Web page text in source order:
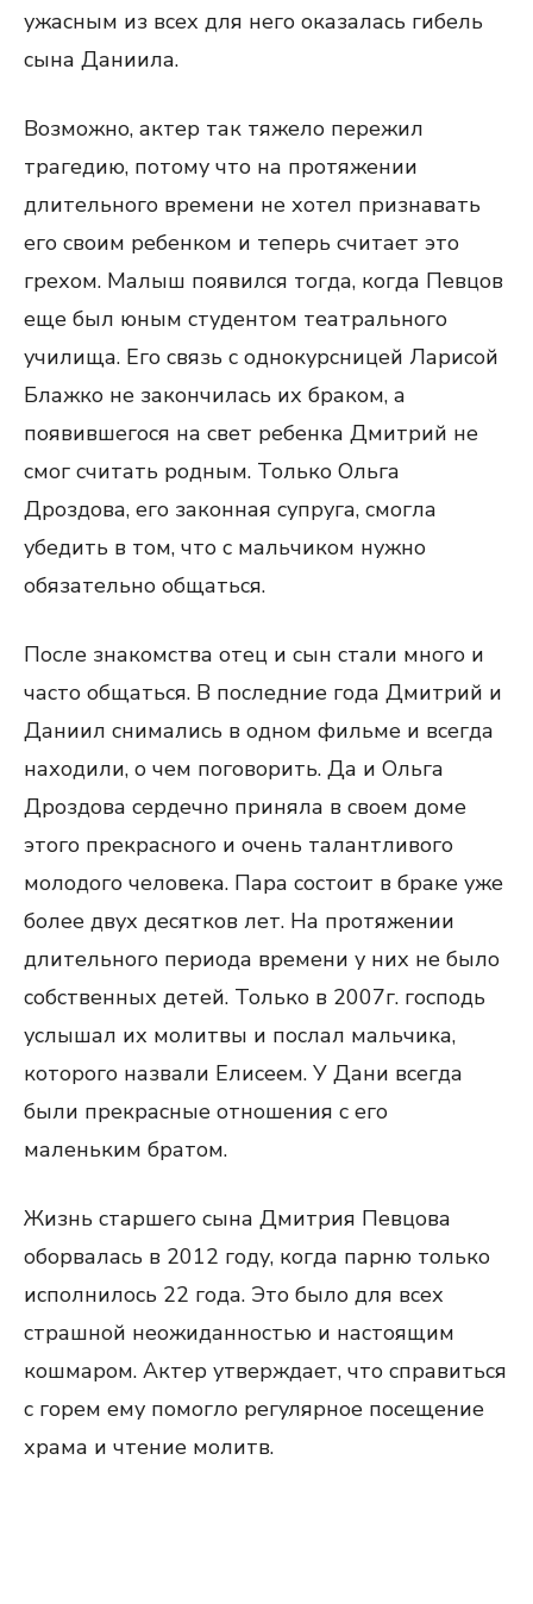
ужасным из всех для него оказалась гибель
сына Даниила.
Возможно, актер так тяжело пережил
трагедию, потому что на протяжении
длительного времени не хотел признавать
его своим ребенком и теперь считает это
грехом. Малыш появился тогда, когда Певцов
еще был юным студентом театрального
училища. Его связь с однокурсницей Ларисой
Блажко не закончилась их браком, а
появившегося на свет ребенка Дмитрий не
смог считать родным. Только Ольга
Дроздова, его законная супруга, смогла
убедить в том, что с мальчиком нужно
обязательно общаться.
После знакомства отец и сын стали много и
часто общаться. В последние года Дмитрий и
Даниил снимались в одном фильме и всегда
находили, о чем поговорить. Да и Ольга
Дроздова сердечно приняла в своем доме
этого прекрасного и очень талантливого
молодого человека. Пара состоит в браке уже
более двух десятков лет. На протяжении
длительного периода времени у них не было
собственных детей. Только в 2007г. господь
услышал их молитвы и послал мальчика,
которого назвали Елисеем. У Дани всегда
были прекрасные отношения с его
маленьким братом.
Жизнь старшего сына Дмитрия Певцова
оборвалась в 2012 году, когда парню только
исполнилось 22 года. Это было для всех
страшной неожиданностью и настоящим
кошмаром. Актер утверждает, что справиться
с горем ему помогло регулярное посещение
храма и чтение молитв.